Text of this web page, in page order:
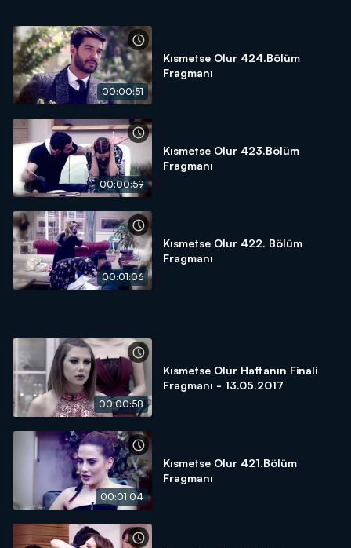
00:00:51
Kısmetse Olur 424.Bölüm
Fragmanı
00:00:59
Kısmetse Olur 423.Bölüm
Fragmanı
00:01:06
Kısmetse Olur 422. Bölüm
Fragmanı
00:00:58
Kısmetse Olur Haftanın Finali
Fragmanı - 13.05.2017
00:01:04
Kısmetse Olur 421.Bölüm
Fragmanı